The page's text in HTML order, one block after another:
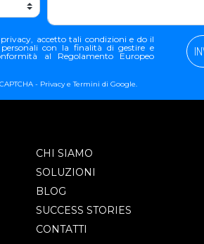
, accetto tali condizioni e do il
con la finalità di gestire e
al Regolamento Europeo
- PrivacyeTermini di Google.
CHI SIAMO
SOLUZIONI
BLOG
SUCCESS STORIES
CONTATTI